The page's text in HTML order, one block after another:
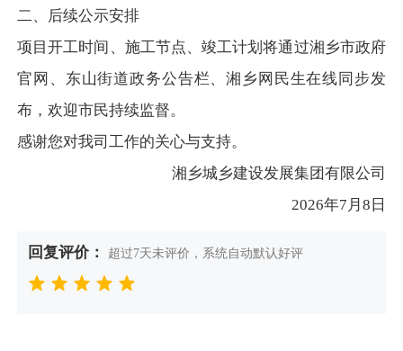
二、后续公示安排
项目开工时间、施工节点、竣工计划将通过湘乡市政府
官网、东山街道政务公告栏、湘乡网民生在线同步发
布，欢迎市民持续监督。
感谢您对我司工作的关心与支持。
湘乡城乡建设发展集团有限公司
2026年7月8日
回复评价： 超过7天未评价，系统自动默认好评